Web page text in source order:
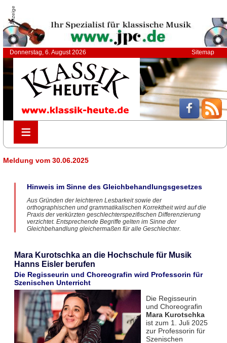
Anzeige
Donnerstag, 6. August 2026 Sitemap
≡
≡
Meldung vom 30.06.2025
Hinweis im Sinne des Gleichbehandlungsgesetzes
Aus Gründen der leichteren Lesbarkeit sowie der
orthographischen und grammatikalischen Korrektheit wird auf die
Praxis der verkürzten geschlechterspezifischen Differenzierung
verzichtet. Entsprechende Begriffe gelten im Sinne der
Gleichbehandlung gleichermaßen für alle Geschlechter.
Mara Kurotschka an die Hochschule für Musik
Hanns Eisler berufen
Die Regisseurin und Choreografin wird Professorin für
Szenischen Unterricht
Die Regisseurin
und Choreografin
Mara Kurotschka
ist zum 1. Juli 2025
zur Professorin für
Szenischen